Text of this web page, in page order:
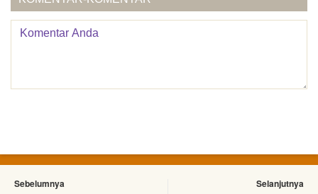
Sebelumnya Selanjutnya